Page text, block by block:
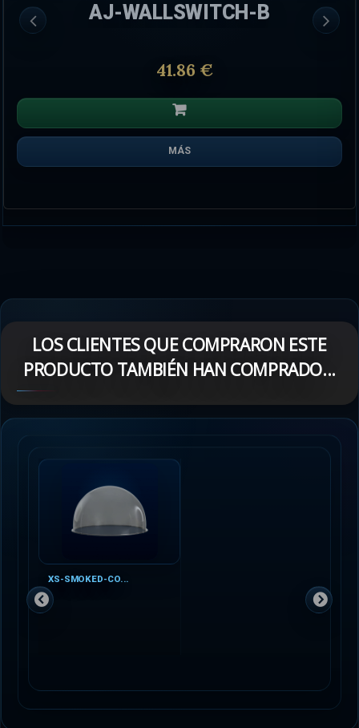
AJ-WALLSWITCH-B
41.86 €
MÁS
LOS CLIENTES QUE COMPRARON ESTE
PRODUCTO TAMBIÉN HAN COMPRADO...
XS-SMOKED-CO...